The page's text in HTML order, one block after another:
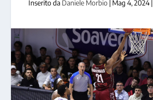
Inserito da Daniele Morbio | Mag 4, 2024|